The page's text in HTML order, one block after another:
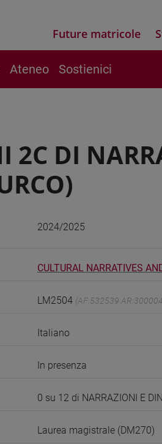
Future matricole
Ateneo Sostienici
2C DI
2024/2025
CULTURAL NARRATIVES
LM2504 (AF:532539
Italiano
In presenza
0 su 12 di NARRAZIONI E
Laurea magistrale (DM270)